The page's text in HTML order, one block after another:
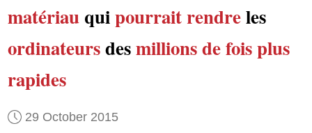
matériauquipourrait rendreles
ordinateursdesmillions de foisplus
rapides
29 October 2015